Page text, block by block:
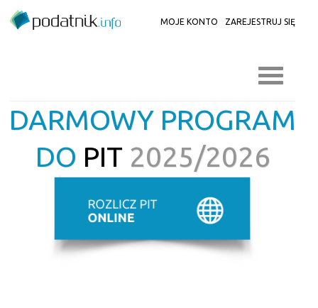
MOJE KONTO ZAREJESTRUJ SIĘ
DARMOWY PROGRAM
DO PIT 2025/2026